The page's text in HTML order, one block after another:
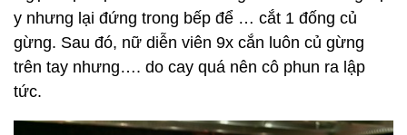
y nhưng lại đứng trong bếp để … cắt 1 đống củ
gừng. Sau đó, nữ diễn viên 9x cắn luôn củ gừng
trên tay nhưng…. do cay quá nên cô phun ra lập
tức.